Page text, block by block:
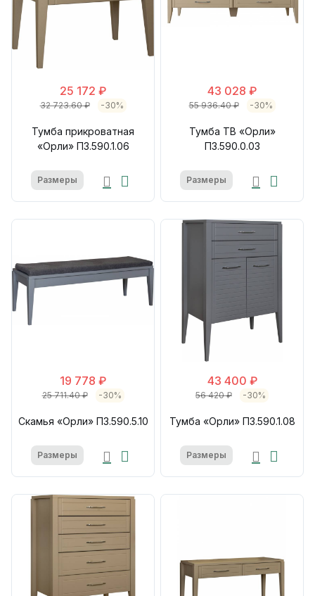
25 172 ₽
32 723.60 ₽ -30%
Тумба прикроватная
«Орли» П3.590.1.06
Размеры
43 028 ₽
55 936.40 ₽ -30%
Тумба ТВ «Орли»
П3.590.0.03
Размеры
19 778 ₽
25 711.40 ₽ -30%
Скамья «Орли» П3.590.5.10
Размеры
43 400 ₽
56 420 ₽ -30%
Тумба «Орли» П3.590.1.08
Размеры